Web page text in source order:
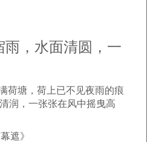
，水面清圆，一
塘，荷上已不见夜雨的痕
润，一张张在风中摇曳高
》